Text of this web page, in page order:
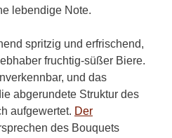
lebendige Note.
spritzig und erfrischend,
fruchtig-süßer Biere.
und das
abgerundete Struktur des
aufgewertet. Der
des Bouquets